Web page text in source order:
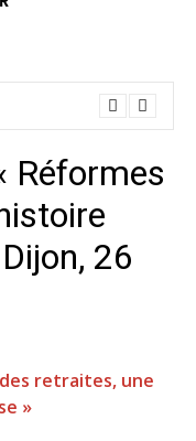
Réformes
26
retraites, une
»